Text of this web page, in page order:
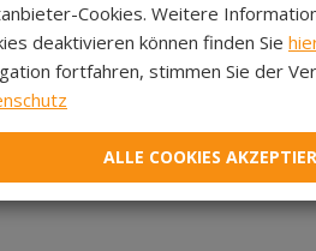
Cookies. Weitere
deaktivieren können finden Sie
fortfahren, stimmen Sie der
ALLE COOKIES